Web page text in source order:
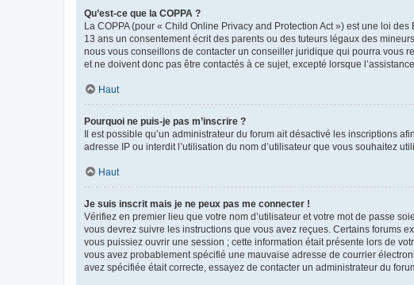
Qu’est-ce que la COPPA ?
La COPPA (pour « Child Online Privacy and Protection Act ») est une loi
13 ans un consentement écrit des parents ou des tuteurs légaux des
nous vous conseillons de contacter un conseiller juridique qui pourra vous
et ne doivent donc pas être contactés à ce sujet, excepté lorsque
Haut
Pourquoi ne puis-je pas m’inscrire ?
Il est possible qu’un administrateur du forum ait désactivé les inscriptions
adresse IP ou interdit l’utilisation du nom d’utilisateur que vous souhaitez
Haut
Je suis inscrit mais je ne peux pas me connecter !
Vérifiez en premier lieu que votre nom d’utilisateur et votre mot de passe
vous devrez suivre les instructions que vous avez reçues. Certains forums
vous puissiez ouvrir une session ; cette information était présente lors de
vous avez probablement spécifié une mauvaise adresse de courrier
avez spécifiée était correcte, essayez de contacter un administrateur du